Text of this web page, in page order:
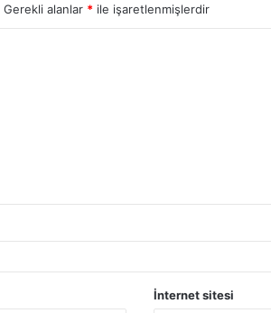
Gerekli alanlar * ile işaretlenmişlerdir
İnternet sitesi